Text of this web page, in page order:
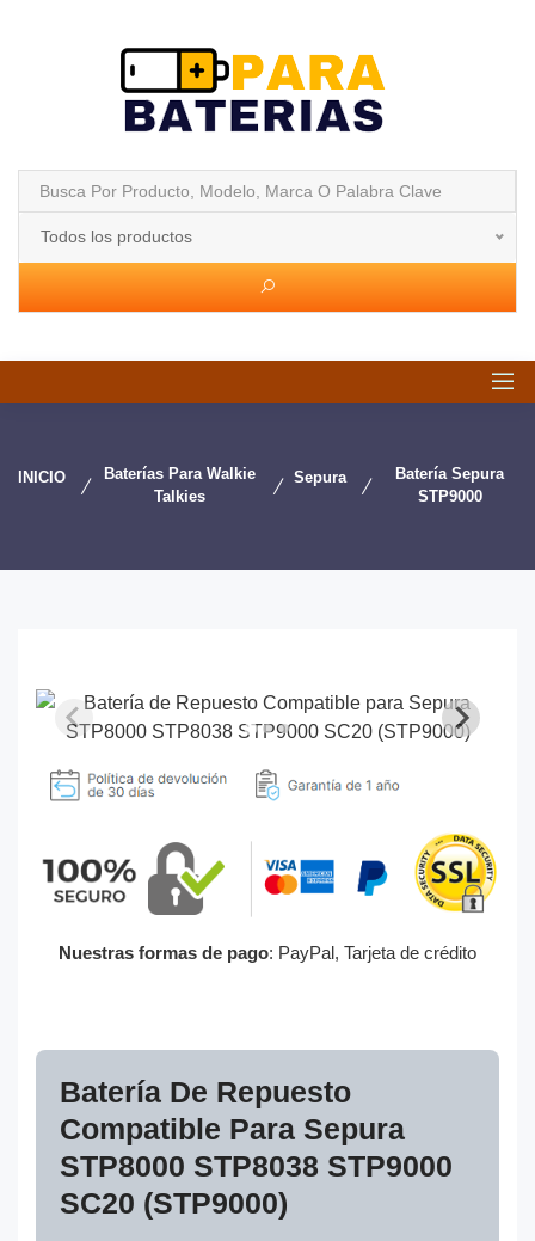
Todos los productos
INICIO
Baterías Para Walkie
Talkies
Sepura
Batería Sepura
STP9000
Nuestras formas de pago: PayPal, Tarjeta de crédito
Batería De Repuesto
Compatible Para Sepura
STP8000 STP8038 STP9000
SC20 (STP9000)